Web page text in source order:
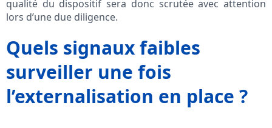
qualité du dispositif sera donc scrutée avec attention
lors d’une due diligence.
Quels signaux faibles
surveiller une fois
l’externalisation en place ?